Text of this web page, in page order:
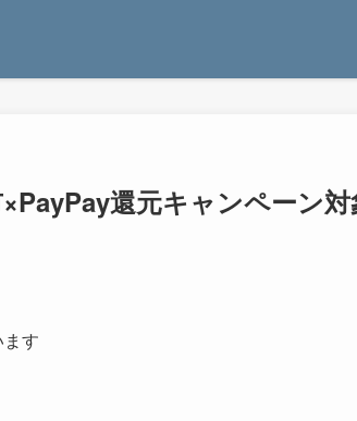
×PayPay還元キャンペーン
す